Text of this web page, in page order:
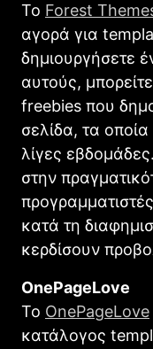
Το Forest
αγορά για
δημιουργήσετε
αυτούς,
freebies που
σελίδα, τα
λίγες
στην
κατά τη
κερδίσουν
OnePageLove
Το OnePageLove
κατάλογος